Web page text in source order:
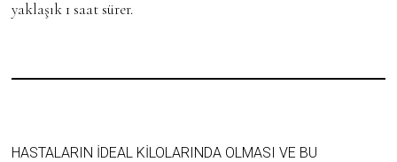
yaklaşık 1 saat sürer.
HASTALARIN IDEAL KILOLARINDA OLMASI VE BU